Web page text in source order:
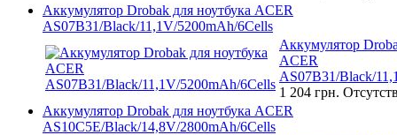
Аккумулятор Drobak для ноутбука ACER
AS07B31/Black/11,1V/5200mAh/6Cells
Аккумулятор
ACER
AS07B31/Black/
1 204 грн.
Аккумулятор Drobak для ноутбука ACER
AS10C5E/Black/14,8V/2800mAh/6Cells